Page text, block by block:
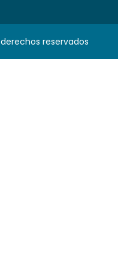
derechos reservados